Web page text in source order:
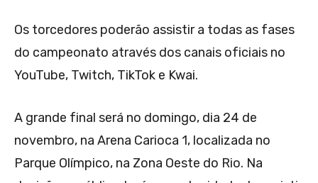
Os torcedores poderão assistir a todas as fases
do campeonato através dos canais oficiais no
YouTube, Twitch, TikTok e Kwai.
A grande final será no domingo, dia 24 de
novembro, na Arena Carioca 1, localizada no
Parque Olímpico, na Zona Oeste do Rio. Na